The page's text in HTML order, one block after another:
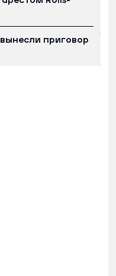
приговор